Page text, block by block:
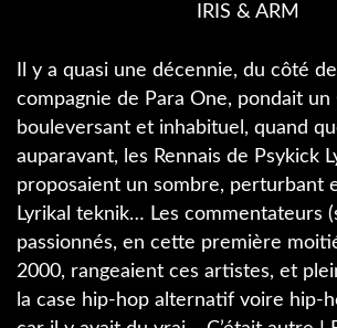
IRIS & ARM
Il y a quasi une décennie, du côté
compagnie de Para One, pondait
bouleversant et inhabituel, quand
auparavant, les Rennais de Psykick
proposaient un sombre, perturbant
Lyrikal teknik… Les commentateurs
passionnés, en cette première
2000, rangeaient ces artistes, et
la case hip-hop alternatif voire hip-